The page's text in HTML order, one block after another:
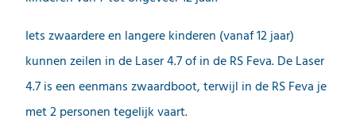
Iets zwaardere en langere kinderen (vanaf 12 jaar)
kunnen zeilen in de Laser 4.7 of in de RS Feva. De Laser
4.7 is een eenmans zwaardboot, terwijl in de RS Feva je
met 2 personen tegelijk vaart.